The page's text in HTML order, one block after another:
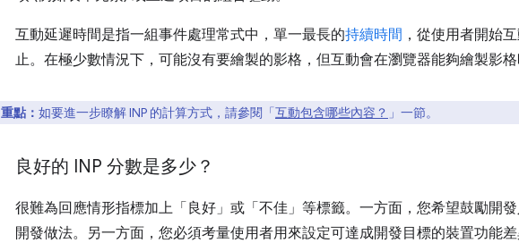
互動延遲時間是指一組事件處理常式中，單一最長的持續時間 ，從使用者開始
止。在極少數情況下，可能沒有要繪製的影格，但互動會在瀏覽器能夠繪製影
重點： 如要進一步瞭解 INP 的計算方式，請參閱「互動包含哪些內容？ 」一節。
良好的 INP 分數是多少？
很難為回應情形指標加上「良好」或「不佳」等標籤。一方面，您希望鼓勵開
開發做法。另一方面，您必須考量使用者用來設定可達成開發目標的裝置功能